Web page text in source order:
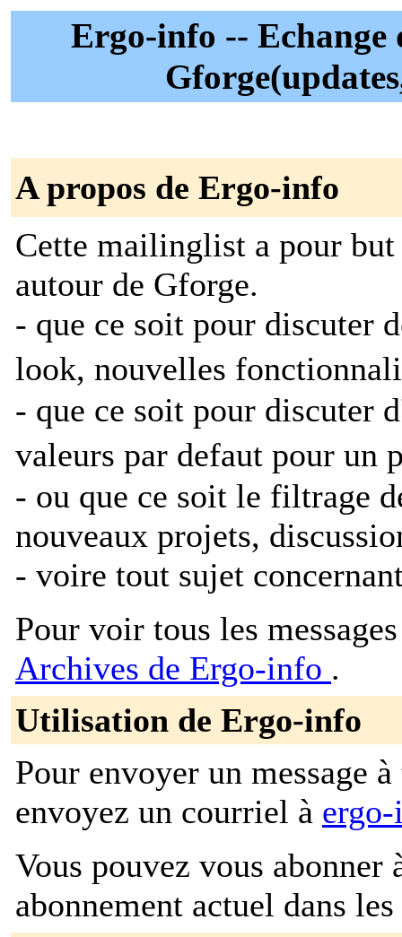
Ergo-info --
A propos de Ergo-info
Cette mailinglist a pour but
autour de Gforge.
- que ce soit pour discuter
look, nouvelles
- que ce soit pour discuter
valeurs par defaut pour
- ou que ce soit le filtrage
nouveaux projets,
- voire tout sujet
Pour voir tous les
Archives de Ergo-info .
Utilisation de Ergo-info
Pour envoyer un message
envoyez un courriel à
Vous pouvez vous
abonnement actuel dans